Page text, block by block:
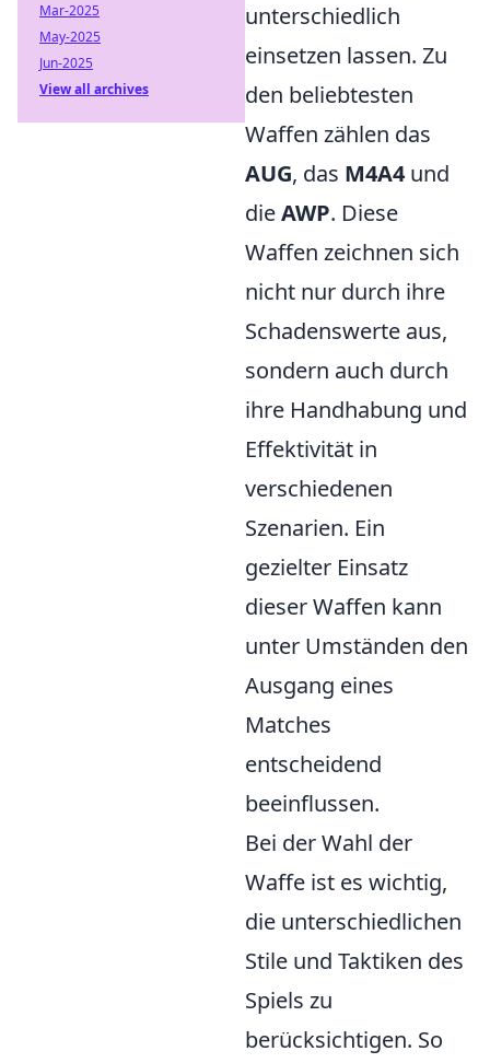
unterschiedlich
einsetzen lassen. Zu
den beliebtesten
Waffen zählen das
AUG, das M4A4 und
dieAWP. Diese
Waffen zeichnen sich
nicht nur durch ihre
Schadenswerte aus,
sondern auch durch
ihre Handhabung und
Effektivität in
verschiedenen
Szenarien. Ein
gezielter Einsatz
dieser Waffen kann
unter Umständen den
Ausgang eines
Matches
entscheidend
beeinflussen.
Bei der Wahl der
Waffe ist es wichtig,
die unterschiedlichen
Stile und Taktiken des
Spiels zu
berücksichtigen. So
Mar-2025
May-2025
Jun-2025
View all archives